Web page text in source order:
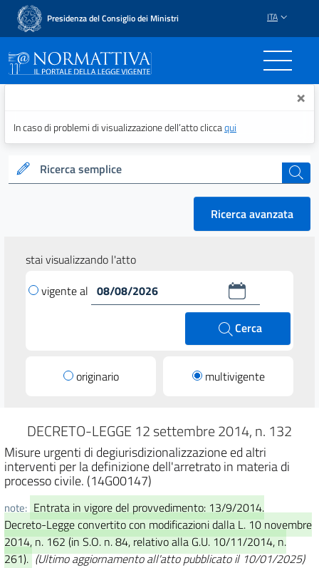
Presidenza del Consiglio dei Ministri ITA
Normattiva - Il portale ×
In caso di problemi di visualizzazione dell’atto cliccaqui
Ricerca semplice cerca
Ricerca avanzata
stai visualizzando l'atto
vigente al
Cerca
originario multivigente
DECRETO-LEGGE 12 settembre 2014, n. 132
Misure urgenti di degiurisdizionalizzazione ed altri
interventi per la definizione dell'arretrato in materia di
processo civile. (14G00147)
note: Entrata in vigore del provvedimento: 13/9/2014.
Decreto-Legge convertito con modificazioni dalla L. 10 novembre
2014, n. 162 (in S.O. n. 84, relativo alla G.U. 10/11/2014, n.
261). (Ultimo aggiornamento all'atto pubblicato il 10/01/2025)